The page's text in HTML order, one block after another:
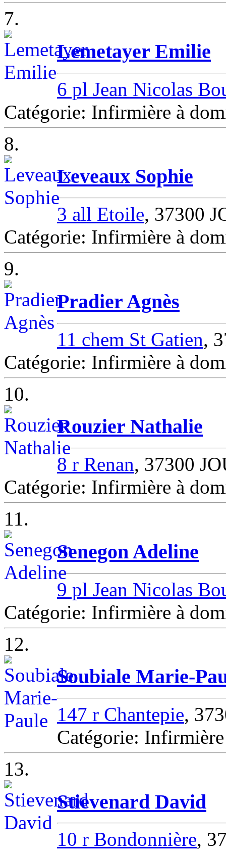
7.
Lemetayer Emilie
6 pl Jean Nicolas
Catégorie: Infirmière à
8.
Leveaux Sophie
3 all Etoile, 37300
Catégorie: Infirmière à
9.
Pradier Agnès
11 chem St Gatien,
Catégorie: Infirmière à
10.
Rouzier Nathalie
8 r Renan, 37300
Catégorie: Infirmière à
11.
Senegon Adeline
9 pl Jean Nicolas
Catégorie: Infirmière à
12.
Soubiale Marie-
147 r Chantepie,
Catégorie:
13.
Stievenard David
10 r Bondonnière,